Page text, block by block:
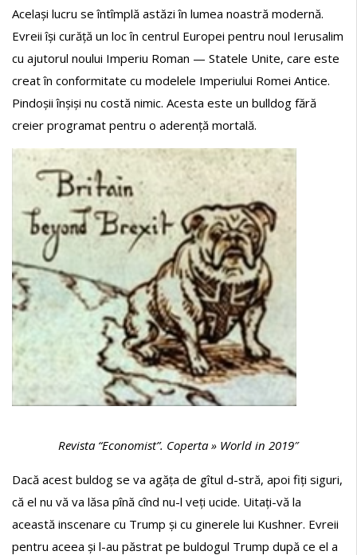
Același lucru se întîmplă astăzi în lumea noastră modernă.
Evreii își curăță un loc în centrul Europei pentru noul Ierusalim
cu ajutorul noului Imperiu Roman — Statele Unite, care este
creat în conformitate cu modelele Imperiului Romei Antice.
Pindoșii înșiși nu costă nimic. Acesta este un bulldog fără
creier programat pentru o aderență mortală.
Revista “Economist”. Coperta » World in 2019″
Dacă acest buldog se va agăța de gîtul d-stră, apoi fiți siguri,
că el nu vă va lăsa pînă cînd nu-l veți ucide. Uitați-vă la
această inscenare cu Trump și cu ginerele lui Kushner. Evreii
pentru aceea și l-au păstrat pe buldogul Trump după ce el a